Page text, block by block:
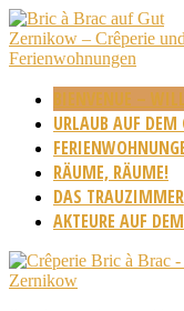
BIENVENUE –
URLAUB AUF DEM
RÄUME, RÄUME!
DAS TRAUZIMMER
AKTEURE AUF